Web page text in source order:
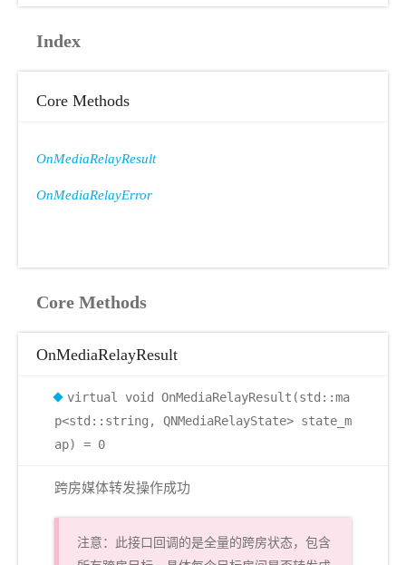
Index
Core Methods
OnMediaRelayResult
OnMediaRelayError
Core Methods
OnMediaRelayResult
virtual void OnMediaRelayResult(std::ma
p<std::string, QNMediaRelayState> state_m
ap) = 0
跨房媒体转发操作成功
注意：此接口回调的是全量的跨房状态，包含